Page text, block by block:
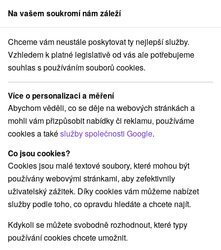
člen skupinySorger
na Slovensku Stredné Slovensko Žilinský kraj Oravská Lesná
Atrakce Oravská Lesná a v okolí
Kategorie
Všechny kategorie
Atrakce s dětmi(1)
Technické pamiatky(1)
Vyhliadkové veže a chodníky
Túry a turistické chodníky(1)
Na vašem soukromí nám záleží
Chceme vám neustále poskytovat ty nejlepší služby.
Vzhledem k platné legislativě od vás ale potřebujeme
souhlas s používáním souborů cookies.
Více o personalizaci a měření
Abychom věděli, co se děje na webových stránkách a
mohli vám přizpůsobit nabídky či reklamu, používáme
cookies a takéslužby společnosti Google.
Co jsou cookies?
Cookies jsou malé textové soubory, které mohou být
používány webovými stránkami, aby zefektivnily
uživatelský zážitek. Díky cookies vám můžeme nabízet
služby podle toho, co opravdu hledáte a chcete najít.
Kdykoli se můžete svobodně rozhodnout, které typy
používání cookies chcete umožnit.